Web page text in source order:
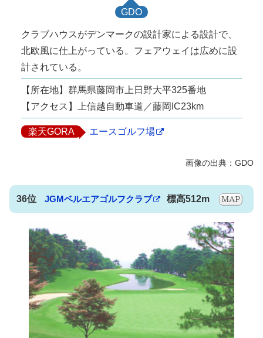
GDO
クラブハウスがデンマークの設計家による設計で、
北欧風に仕上がっている。フェアウェイは広めに設
計されている。
【所在地】群馬県藤岡市上日野大平325番地
【アクセス】上信越自動車道／藤岡IC23km
楽天GORA エースゴルフ場
36位 JGMベルエアゴルフクラブ 標高512m